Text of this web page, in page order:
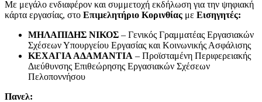
Με μεγάλο ενδιαφέρον και συμμετοχή εκδήλωση για την ψηφιακή
κάρτα εργασίας, στο Επιμελητήριο Κορινθίας με Εισηγητές:
ΜΗΛΑΠΙΔΗΣ ΝΙΚΟΣ – Γενικός Γραμματέας Εργασιακών
Σχέσεων Υπουργείου Εργασίας και Κοινωνικής Ασφάλισης
ΚΕΧΑΓΙΑ ΑΔΑΜΑΝΤΙΑ – Προϊσταμένη Περιφερειακής
Διεύθυνσης Επιθεώρησης Εργασιακών Σχέσεων
Πελοποννήσου
Πανελ: